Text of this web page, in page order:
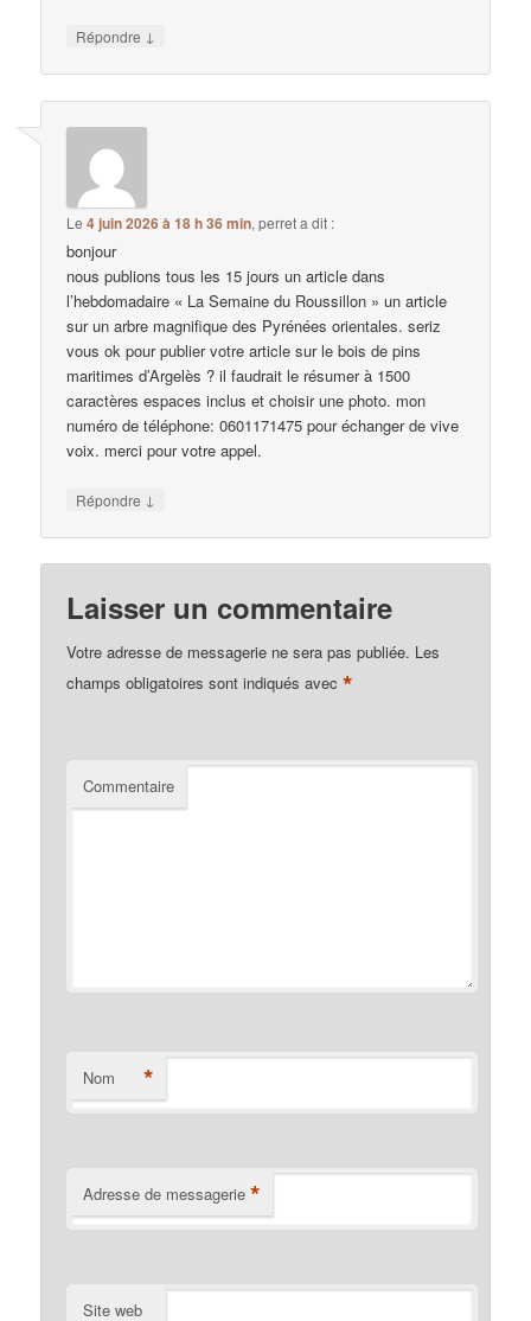
Répondre ↓
Le4 juin 2026 à 18 h 36 min,perreta dit :
bonjour
nous publions tous les 15 jours un article dans
l’hebdomadaire « La Semaine du Roussillon » un article
sur un arbre magnifique des Pyrénées orientales. seriz
vous ok pour publier votre article sur le bois de pins
maritimes d’Argelès ? il faudrait le résumer à 1500
caractères espaces inclus et choisir une photo. mon
numéro de téléphone: 0601171475 pour échanger de vive
voix. merci pour votre appel.
Répondre ↓
Laisser un commentaire
Votre adresse de messagerie ne sera pas publiée. Les
champs obligatoires sont indiqués avec*
Commentaire
Nom *
Adresse de messagerie *
Site web